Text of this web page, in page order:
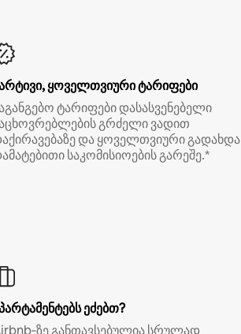
ყოველთვიური ტარიფები
ტარიფები დასასვენებელი
გრძელი ვადით
და ყოველთვიური გადახდა
საკომისიოების გარეშე.*
ეძებთ?
განთავსებულია სრულად